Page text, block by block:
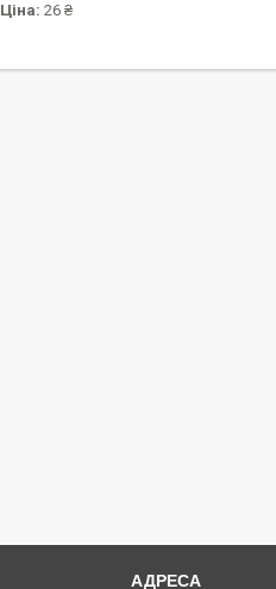
Ціна: 26 ₴